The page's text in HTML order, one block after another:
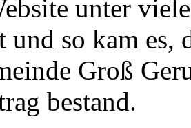
unter
und so kam es,
Groß
bestand.